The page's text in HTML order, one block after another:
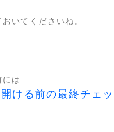
いてくださいね。
は
ける前の最終チェッ